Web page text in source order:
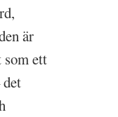
är
som ett